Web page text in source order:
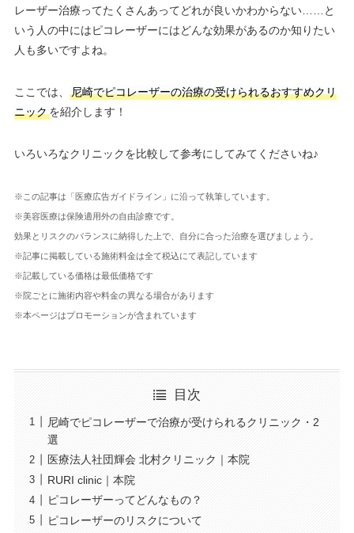
レーザー治療ってたくさんあってどれが良いかわからない……と
いう人の中にはピコレーザーにはどんな効果があるのか知りたい
人も多いですよね。
ここでは、
尼崎でピコレーザーの治療の受けられるおすすめクリ
ニックを紹介します！
いろいろなクリニックを比較して参考にしてみてくださいね♪
※この記事は「医療広告ガイドライン」に沿って執筆しています。
※美容医療は保険適用外の自由診療です。
効果とリスクのバランスに納得した上で、自分に合った治療を選びましょう。
※記事に掲載している施術料金は全て税込にて表記しています
※記載している価格は最低価格です
※院ごとに施術内容や料金の異なる場合があります
※本ページはプロモーションが含まれています
目次
尼崎でピコレーザーで治療が受けられるクリニック・2
選
医療法人社団輝会 北村クリニック｜本院
RURI clinic｜本院
ピコレーザーってどんなもの？
ピコレーザーのリスクについて